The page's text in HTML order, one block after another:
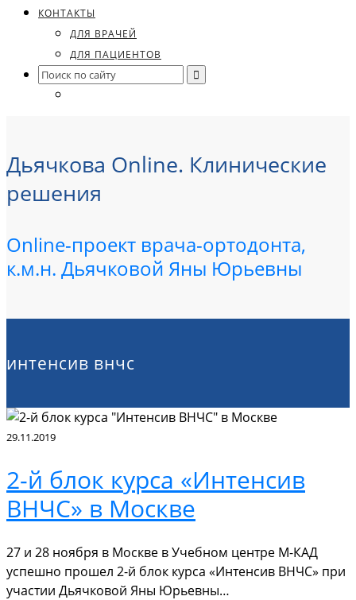
КОНТАКТЫ
ДЛЯ ВРАЧЕЙ
ДЛЯ ПАЦИЕНТОВ
Search
for:
Дьячкова Online. Клинические
решения
Online-проект врача-ортодонта,
к.м.н. Дьячковой Яны Юрьевны
интенсив внчс
29.11.2019
2-й блок курса «Интенсив
ВНЧС» в Москве
27 и 28 ноября в Москве в Учебном центре М-КАД
успешно прошел 2-й блок курса «Интенсив ВНЧС» при
участии Дьячковой Яны Юрьевны…